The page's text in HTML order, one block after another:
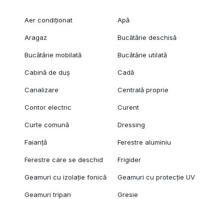
Aer condiționat Apă
Aragaz Bucătărie deschisă
Bucătărie mobilată Bucătărie utilată
Cabină de duș Cadă
Canalizare Centrală proprie
Contor electric Curent
Curte comună Dressing
Faianță Ferestre aluminiu
Ferestre care se deschid Frigider
Geamuri cu izolație fonică Geamuri cu protecție UV
Geamuri tripan Gresie